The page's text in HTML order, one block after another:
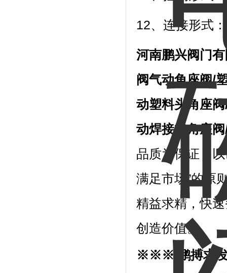
12、连接形式
河南鹏兴阀门
阀气动角座阀/
动塑料头角座
动焊接式角座
品质为保证，
满足市场”的原
精益求精，快
创造价值。
※※※ 鹏搏求